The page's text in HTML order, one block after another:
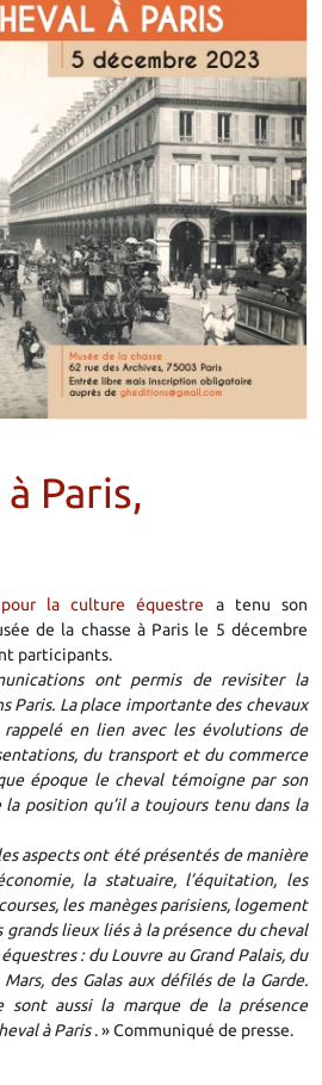
Paris,
la culture équestre a tenu son
de la chasse à Paris le 5 décembre
participants.
ont permis de revisiter la
Paris. La place importante des chevaux
en lien avec les évolutions de
du transport et du commerce
époque le cheval témoigne par son
position qu’il a toujours tenu dans la
aspects ont été présentés de manière
la statuaire, l’équitation, les
les manèges parisiens, logement
lieux liés à la présence du cheval
: du Louvre au Grand Palais, du
Mars, des Galas aux défilés de la Garde.
sont aussi la marque de la présence
à Paris. » Communiqué de presse.